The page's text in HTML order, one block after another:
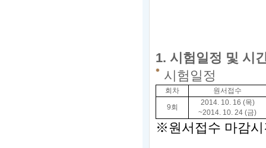
1. 시험일정 및 시
시험일정
회차
원서접수
9회
2014. 10. 16 (목)
~2014. 10. 24 (금)
※원서접수 마감시